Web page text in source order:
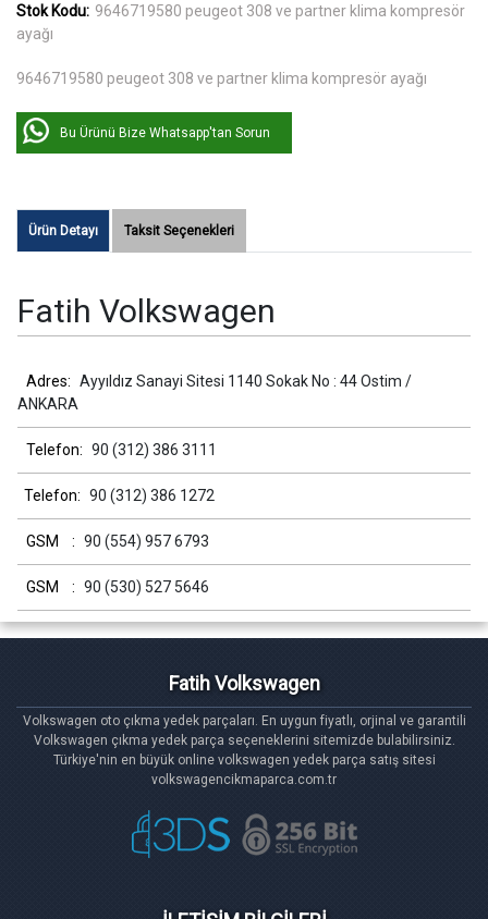
Stok Kodu: 9646719580 peugeot 308 ve partner klima kompresör
ayağı
9646719580 peugeot 308 ve partner klima kompresör ayağı
Bu Ürünü Bize Whatsapp'tan Sorun
Ürün Detayı Taksit Seçenekleri
Fatih Volkswagen
Adres: Ayyıldız Sanayi Sitesi 1140 Sokak No : 44 Ostim /
ANKARA
Telefon: 90 (312) 386 3111
Telefon: 90 (312) 386 1272
GSM : 90 (554) 957 6793
GSM : 90 (530) 527 5646
Fatih Volkswagen
Volkswagen oto çıkma yedek parçaları. En uygun fiyatlı, orjinal ve garantili
Volkswagen çıkma yedek parça seçeneklerini sitemizde bulabilirsiniz.
Türkiye'nin en büyük online volkswagen yedek parça satış sitesi
volkswagencikmaparca.com.tr